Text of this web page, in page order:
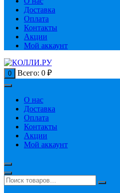
Доставка
Оплата
Контакты
Акции
Мой аккаунт
0 Всего: 0 ₽
О нас
Доставка
Оплата
Контакты
Акции
Мой аккаунт